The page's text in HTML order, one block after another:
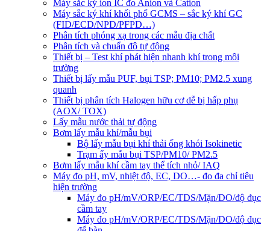
Máy sắc ký ion IC đo Anion và Cation
Máy sắc ký khí khối phổ GCMS – sắc ký khí GC
(FID/ECD/NPD/PFPD…)
Phân tích phóng xạ trong các mẫu địa chất
Phân tích và chuẩn độ tự động
Thiết bị – Test khí phát hiện nhanh khí trong môi
trường
Thiết bị lấy mẫu PUF, bụi TSP; PM10; PM2.5 xung
quanh
Thiết bị phân tích Halogen hữu cơ dễ bị hấp phụ
(AOX/ TOX)
Lấy mẫu nước thải tự động
Bơm lấy mẫu khí/mẫu bụi
Bộ lấy mẫu bụi khí thải ống khói Isokinetic
Trạm ấy mẫu bụi TSP/PM10/ PM2.5
Bơm lấy mẫu khí cầm tay thể tích nhỏ/ IAQ
Máy đo pH, mV, nhiệt độ, EC, DO…- đo đa chỉ tiêu
hiện trường
Máy đo pH/mV/ORP/EC/TDS/Mặn/DO/độ đục
cầm tay
Máy đo pH/mV/ORP/EC/TDS/Mặn/DO/độ đục